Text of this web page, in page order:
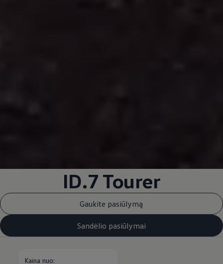
ID.7 Tourer
Gaukite pasiūlymą
Sandėlio pasiūlymai
Kaina nuo: